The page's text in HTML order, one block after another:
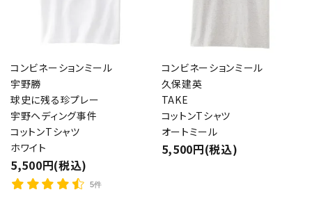
コンビネーションミール
宇野勝
球史に残る珍プレー
宇野ヘディング事件
コットンTシャツ
ホワイト
5,500円(税込)
5件
コンビネーションミール
久保建英
TAKE
コットンTシャツ
オートミール
5,500円(税込)